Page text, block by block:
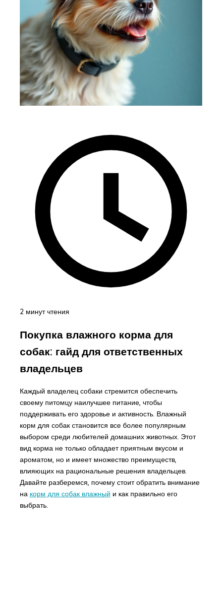
2 минут чтения
Покупка влажного корма для
собак: гайд для ответственных
владельцев
Каждый владелец собаки стремится обеспечить
своему питомцу наилучшее питание, чтобы
поддерживать его здоровье и активность. Влажный
корм для собак становится все более популярным
выбором среди любителей домашних животных. Этот
вид корма не только обладает приятным вкусом и
ароматом, но и имеет множество преимуществ,
влияющих на рациональные решения владельцев.
Давайте разберемся, почему стоит обратить внимание
на корм для собак влажный и как правильно его
выбрать.